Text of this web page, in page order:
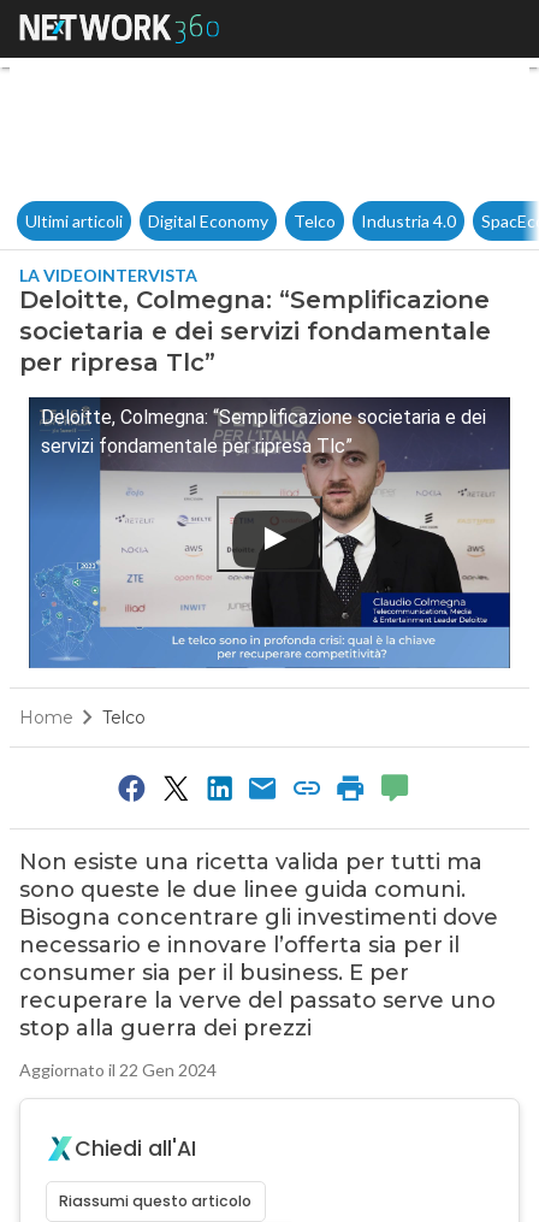
Deloitte, Colmegna:
Ultimi articoli Digital Economy Telco Industria 4.0
LA VIDEOINTERVISTA
Deloitte, Colmegna: “Semplificazione
societaria e dei servizi fondamentale
per ripresa Tlc”
Deloitte, Colmegna: “Semplificazione societaria e dei
servizi fondamentale per ripresa Tlc”
Home Telco
Non esiste una ricetta valida per tutti ma
sono queste le due linee guida comuni.
Bisogna concentrare gli investimenti dove
necessario e innovare l’offerta sia per il
consumer sia per il business. E per
recuperare la verve del passato serve uno
stop alla guerra dei prezzi
Aggiornato il 22 Gen 2024
Chiedi all'AI
Riassumi questo articolo